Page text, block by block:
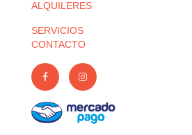
ALQUILERES
SERVICIOS
CONTACTO